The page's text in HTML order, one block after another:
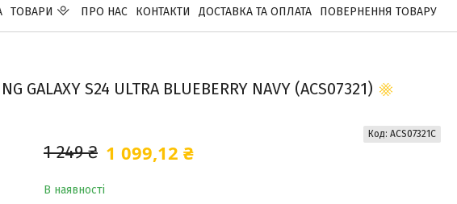
ТОВАРИ ПРО НАС КОНТАКТИ ДОСТАВКА ТА ОПЛАТА ПОВЕРНЕННЯ ТОВАРУ
GALAXY S24 ULTRA BLUEBERRY NAVY (ACS07321)
1 249 ₴ 1 099,12 ₴
В наявності
Код: ACS07321С